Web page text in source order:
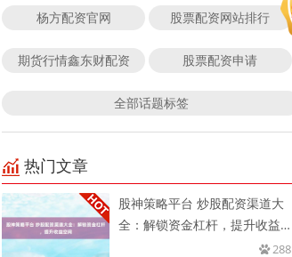
杨方配资官网 股票配资网站排行
期货行情鑫东财配资 股票配资申请
全部话题标签
热门文章
股神策略平台 炒股配资渠道大
全：解锁资金杠杆，提升收益空
288